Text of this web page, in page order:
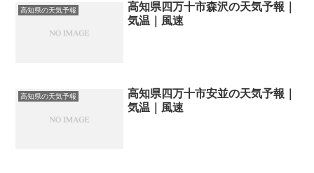
高知県の天気予報
高知県四万十市森沢の天気予報｜
気温｜風速
高知県の天気予報
高知県四万十市安並の天気予報｜
気温｜風速